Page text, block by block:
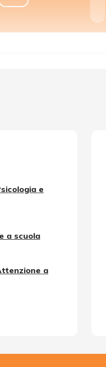
e
a scuola
a